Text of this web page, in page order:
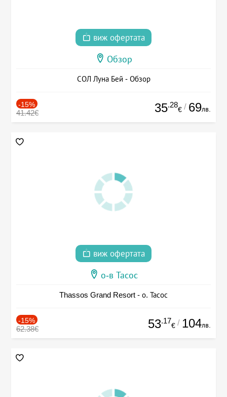
виж офертата
Обзор
СОЛ Луна Бей - Обзор
-15%
41.42€ 35.28
€ / 69лв.
виж офертата
о-в Тасос
Thassos Grand Resort - о. Тасос
-15%
62.38€ 53.17
€ / 104лв.